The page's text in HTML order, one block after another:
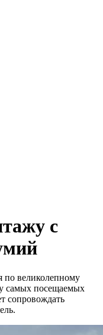
с
по великолепному
самых посещаемых
сопровождать